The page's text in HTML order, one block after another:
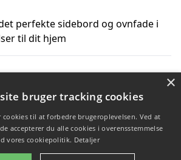
perfekte sidebord og ovnfade i
til dit hjem
lys til hjemmet
×
bruger tracking cookies
cookies til at forbedre brugeroplevelsen. Ved at
accepterer du alle cookies i overensstemmelse
vores cookiepolitik. Detaljer